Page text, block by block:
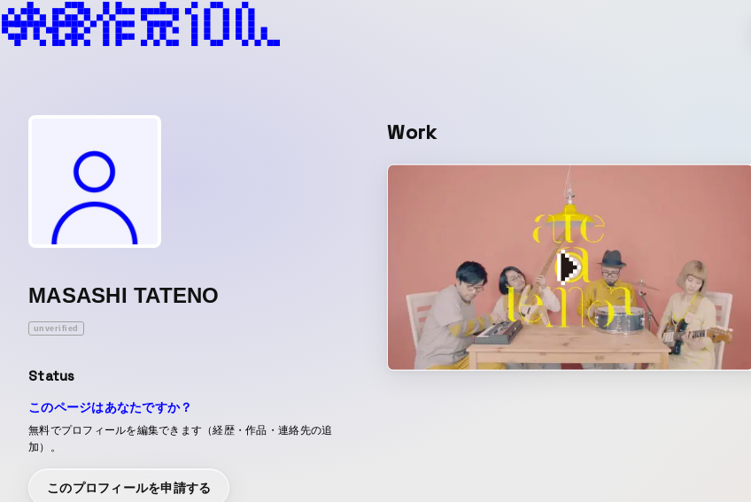
MASASHI TATENO
unverified
Status
このページはあなたですか？
無料でプロフィールを編集できます（経歴・作品・連絡先の追
加）。
このプロフィールを申請する
Work